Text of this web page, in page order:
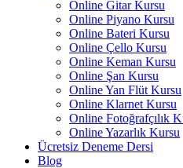
Online Gitar Kursu
Online Piyano Kursu
Online Bateri Kursu
Online Çello Kursu
Online Keman Kursu
Online Şan Kursu
Online Yan Flüt Kursu
Online Klarnet Kursu
Online Fotoğrafçılık
Online Yazarlık Kursu
Ücretsiz Deneme Dersi
Blog